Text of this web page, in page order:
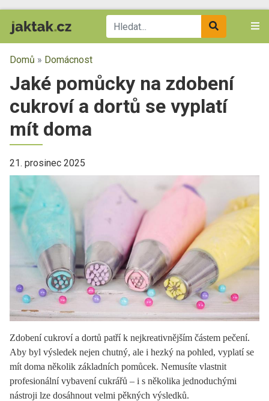
Domů » Domácnost
Jaké pomůcky na zdobení
cukroví a dortů se vyplatí
mít doma
21. prosinec 2025
Zdobení cukroví a dortů patří k nejkreativnějším částem pečení.
Aby byl výsledek nejen chutný, ale i hezký na pohled, vyplatí se
mít doma několik základních pomůcek. Nemusíte vlastnit
profesionální vybavení cukrářů – i s několika jednoduchými
nástroji lze dosáhnout velmi pěkných výsledků.